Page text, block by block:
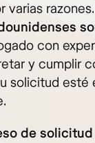
con
y cumplir
solicitud esté
de